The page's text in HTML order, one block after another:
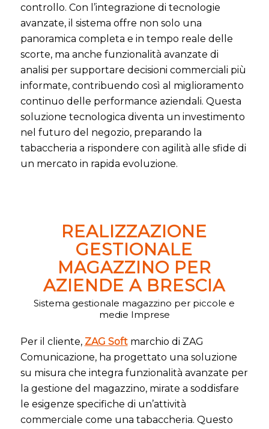
controllo. Con l’integrazione di tecnologie
avanzate, il sistema offre non solo una
panoramica completa e in tempo reale delle
scorte, ma anche funzionalità avanzate di
analisi per supportare decisioni commerciali più
informate, contribuendo così al miglioramento
continuo delle performance aziendali. Questa
soluzione tecnologica diventa un investimento
nel futuro del negozio, preparando la
tabaccheria a rispondere con agilità alle sfide di
un mercato in rapida evoluzione.
REALIZZAZIONE
GESTIONALE
MAGAZZINO PER
AZIENDE A BRESCIA
Sistema gestionale magazzino per piccole e
medie Imprese
Per il cliente, ZAG Softmarchio di ZAG
Comunicazione, ha progettato una soluzione
su misura che integra funzionalità avanzate per
la gestione del magazzino, mirate a soddisfare
le esigenze specifiche di un’attività
commerciale come una tabaccheria. Questo